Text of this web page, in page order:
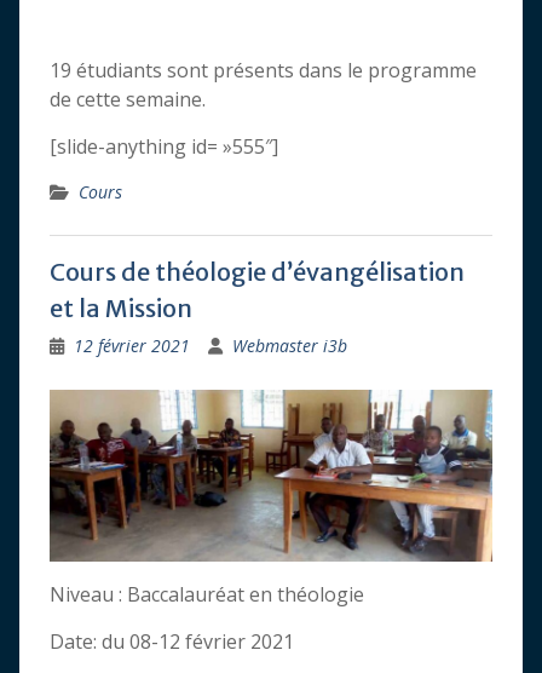
19 étudiants sont présents dans le programme
de cette semaine.
[slide-anything id= »555″]
Cours
Cours de théologie d’évangélisation
et la Mission
12 février 2021 Webmaster i3b
Niveau : Baccalauréat en théologie
Date: du 08-12 février 2021